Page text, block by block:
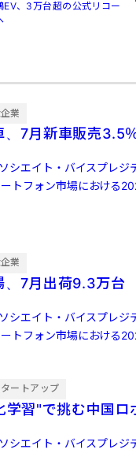
EV、3万台超の公式リコー
業
、7月新車販売
シエイト・バイスプレ
トフォン市場における
業
、7月出荷9.3万
シエイト・バイスプレ
トフォン市場における
ートアップ
学習"で挑む中国
シエイト・バイスプレ